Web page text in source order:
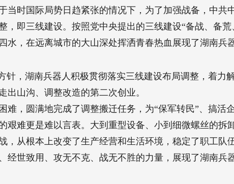
当时国际局势日趋紧张的情况下，为了加强战备，中共
即三线建设。按照党中央提出的三线建设“备战、备
，在远离城市的大山深处挥洒青春热血展现了湖南兵
针，湖南兵器人积极贯彻落实三线建设布局调整，着力
山沟、调整改造的第二次创业。
，圆满地完成了调整搬迁任务，为“保军转民”、搞活
艰难更是难以言表。大到重型设备、小到细微螺丝的
，从根本上改变了生产经营和生活环境，稳定了职工队
世致用、攻无不克、战无不胜的力量，展现了湖南兵